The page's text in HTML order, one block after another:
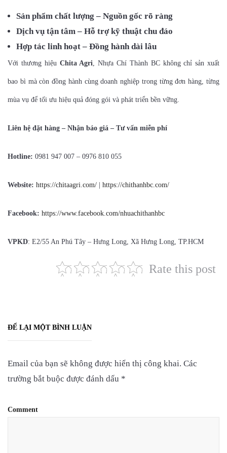
Sản phẩm chất lượng – Nguồn gốc rõ ràng
Dịch vụ tận tâm – Hỗ trợ kỹ thuật chu đáo
Hợp tác linh hoạt – Đồng hành dài lâu
Với thương hiệu Chita Agri , Nhựa Chí Thành BC không chỉ sản xuất
bao bì mà còn đồng hành cùng doanh nghiệp trong từng đơn hàng, từng
mùa vụ để tối ưu hiệu quả đóng gói và phát triển bền vững.
Liên hệ đặt hàng – Nhận báo giá – Tư vấn miễn phí
Hotline: 0981 947 007 – 0976 810 055
Website: https://chitaagri.com/ | https://chithanhbc.com/
Facebook: https://www.facebook.com/nhuachithanhbc
VPKD: E2/55 An Phú Tây – Hưng Long, Xã Hưng Long, TP.HCM
Rate this post
ĐỂ LẠI MỘT BÌNH LUẬN
Email của bạn sẽ không được hiển thị công khai. Các
trường bắt buộc được đánh dấu *
Comment